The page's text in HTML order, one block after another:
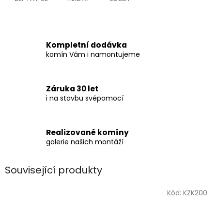
Kompletní dodávka
komín Vám i namontujeme
Záruka 30 let
i na stavbu svépomocí
Realizované komíny
galerie našich montáží
Související produkty
Kód: KZK200